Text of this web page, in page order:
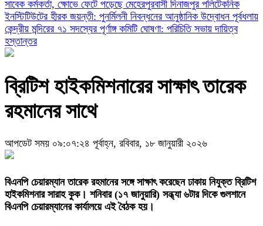
সাবেক কর্মকর্তা, ক্ষোভে ফেটে পড়েছে মেহেরপুরবাসী দিনাজপুর পলিটেকনিক
ইনস্টিটিউটের হীরক জয়ন্তী: পুনর্মিলনী নিবন্ধনের আনুষ্ঠানিক উদ্বোধন পূর্বধলায়
কেন্দ্রীয় মন্দিরের ৭১ সদস্যের পূর্ণাঙ্গ কমিটি ঘোষণা: পরিচিতি সভায় দায়িত্ব
হস্তান্তর
ব্রিটিশ হাইকমিশনারের সাক্ষাৎ তারেক
রহমানের সাথে
আপডেট সময় ০৯:০৭:২৪ পূর্বাহ্ন, রবিবার, ১৮ জানুয়ারী ২০২৬
বিএনপি চেয়ারম্যান তারেক রহমানের সঙ্গে সাক্ষাৎ করেছেন ঢাকায় নিযুক্ত ব্রিটিশ
হাইকমিশনার সারাহ কুক। শনিবার (১৭ জানুয়ারি) সন্ধ্যা ৬টার দিকে গুলশানে
বিএনপি চেয়ারম্যানের কার্যালয়ে এই বৈঠক হয়।